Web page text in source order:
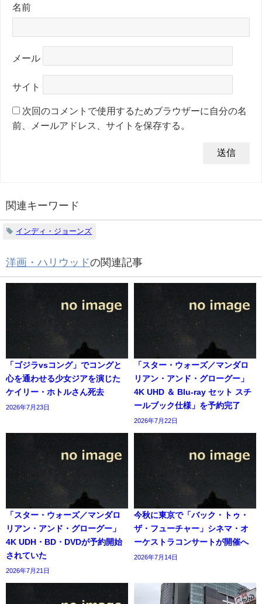
名前
メール
サイト
次回のコメントで使用するためブラウザーに自分の名
前、メールアドレス、サイトを保存する。
関連キーワード
インディ・ジョーンズ
洋画・ハリウッドの関連記事
「ゴジラvsコング」でコングと
心を通わせる少女ジアを演じた
ケイリー・ホトルさん死去
2026年7月23日
「スター・ウォーズ／マンダロ
リアン・アンド・グローグー」
4K UHD ＆ Blu-ray セット スチ
ールブック仕様」を予約完了
2026年7月22日
「スター・ウォーズ／マンダロ
リアン・アンド・グローグー」
4K UDH・BD・DVDが予約開始
されていた
2026年7月21日
今秋に東京で「バック・トゥ・
ザ・フューチャー」シネマ・オ
ーケストラコンサートが開催へ
2026年7月14日